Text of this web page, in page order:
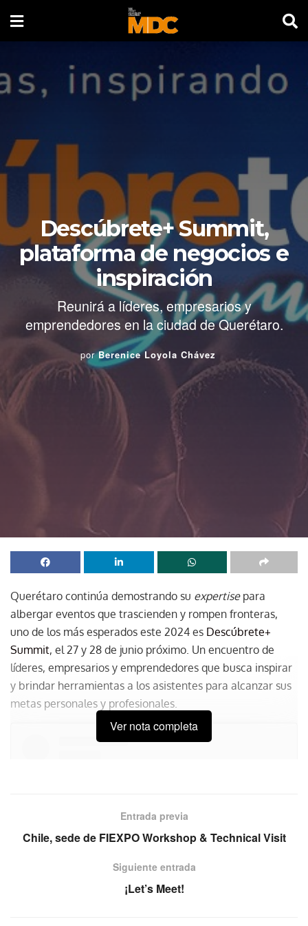
Descúbrete+ Summit,
plataforma de negocios e
inspiración
Reunirá a líderes, empresarios y
emprendedores en la ciudad de Querétaro.
por Berenice Loyola Chávez
Querétaro continúa demostrando su expertisepara
albergar eventos que trascienden y rompen fronteras,
uno de los más esperados este 2024 es Descúbrete+
Summit, el 27 y 28 de junio próximo. Un encuentro de
líderes, empresarios y emprendedores que busca inspirar
y brindar herramientas a los asistentes para alcanzar sus
metas personales y profesionales.
Ver nota completa
Entrada previa
Chile, sede de FIEXPO Workshop & Technical Visit
Siguiente entrada
¡Let’s Meet!